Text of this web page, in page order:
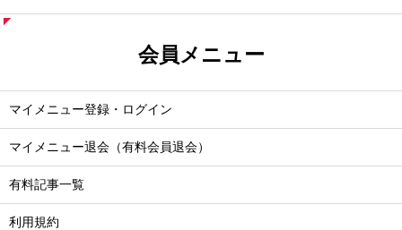
会員メニュー
マイメニュー登録・ログイン
マイメニュー退会（有料会員退会）
有料記事一覧
利用規約